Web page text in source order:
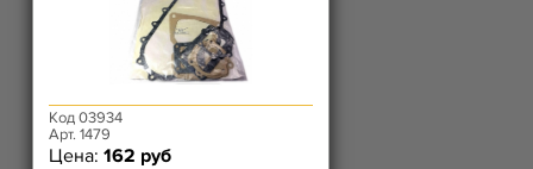
Код 03934
Арт. 1479
Цена: 162 руб